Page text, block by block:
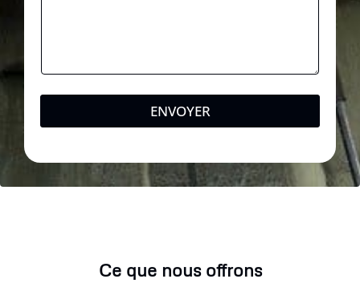
ENVOYER
Ce que nous offrons